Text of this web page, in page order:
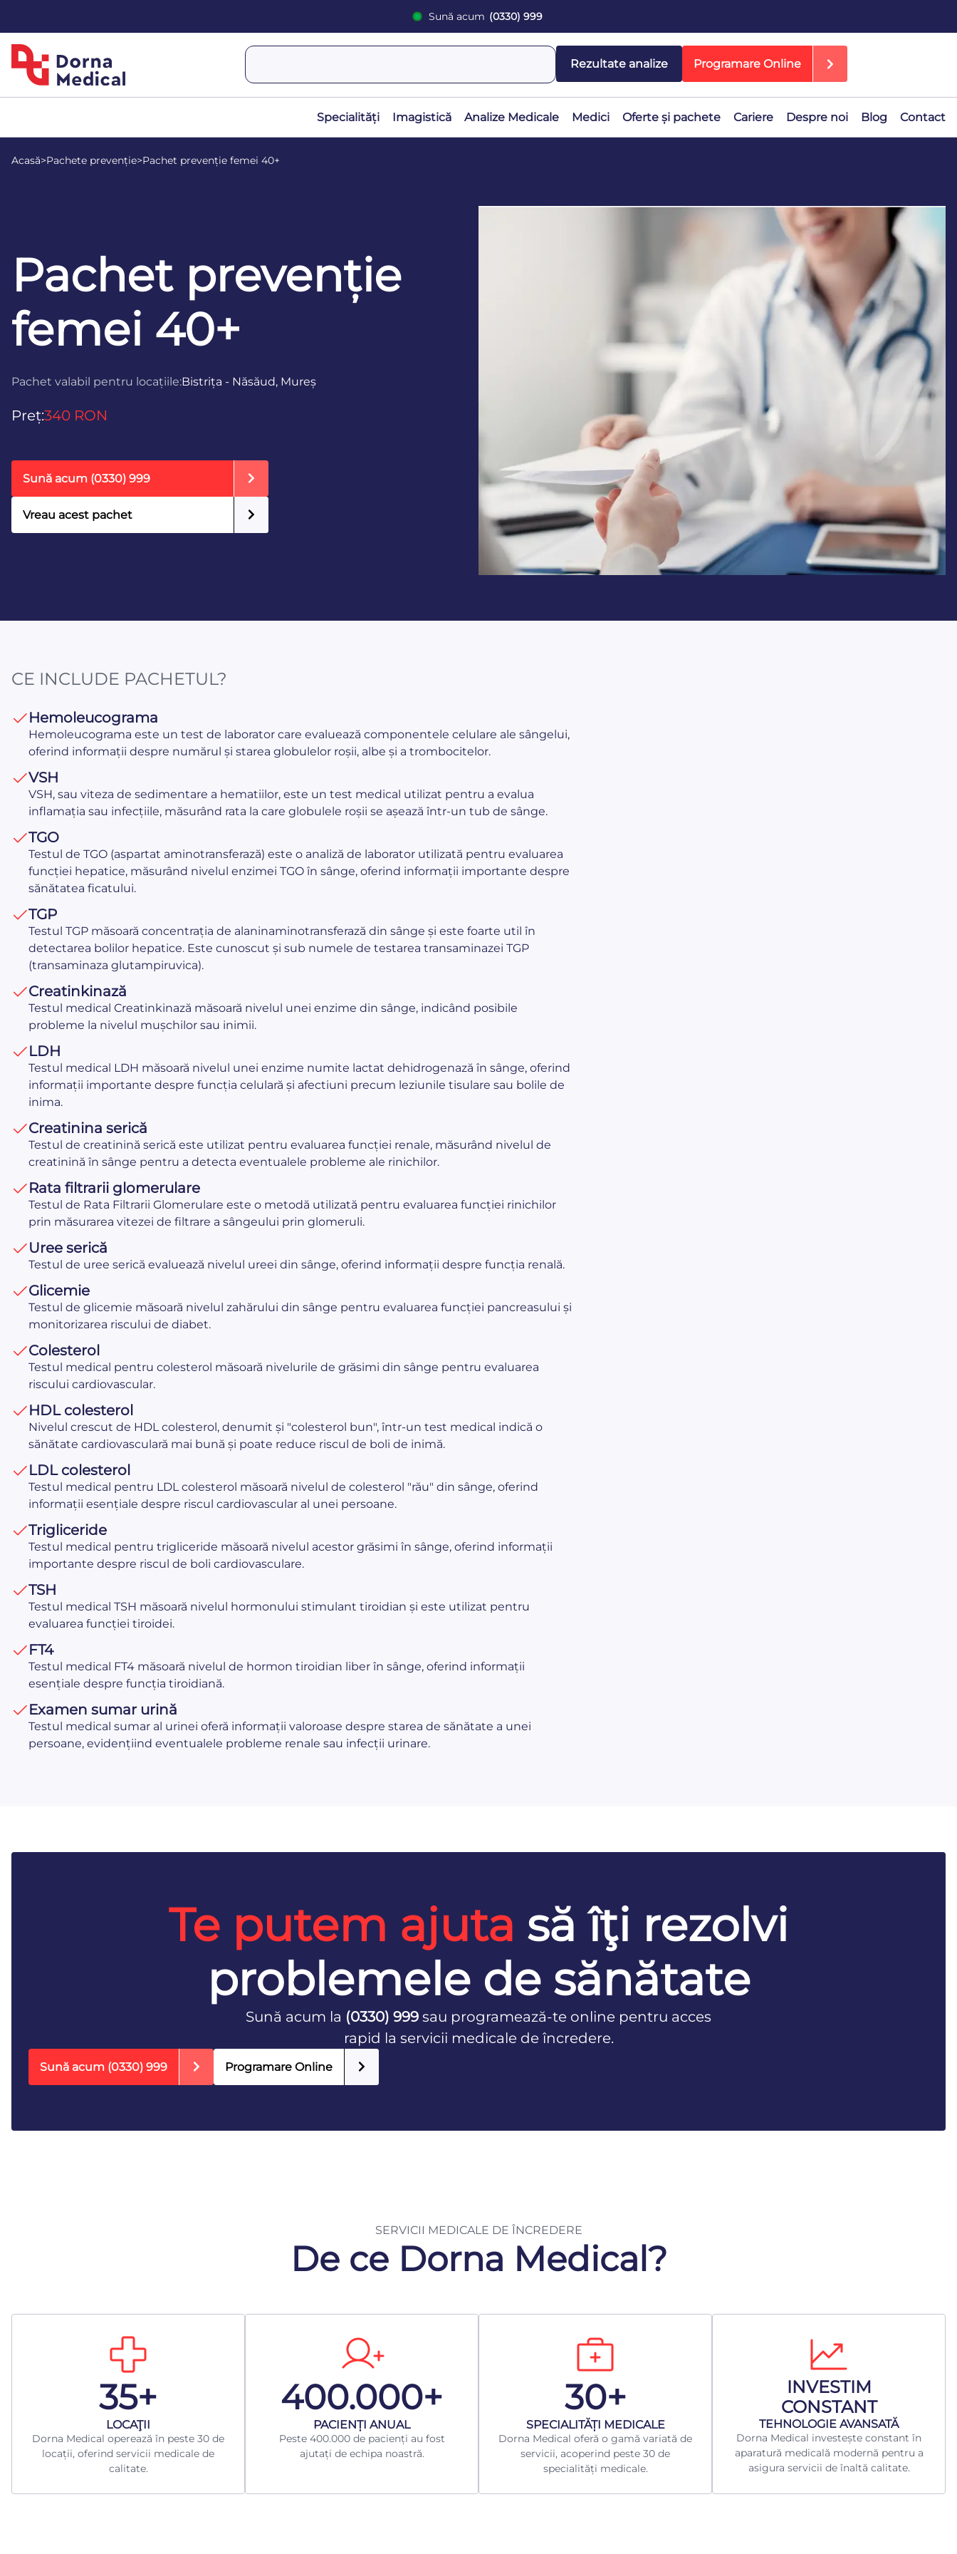
Sună acum (0330) 999
Rezultate analize Programare Online
Specialități Imagistică Analize Medicale Medici Oferte și pachete Cariere Despre noi Blog Contact
Acasă>Pachete prevenție>Pachet prevenție femei 40+
Pachet prevenție
femei 40+
Pachet valabil pentru locațiile:Bistrița - Năsăud, Mureș
Preț:340 RON
Sună acum (0330) 999
Vreau acest pachet
CE INCLUDE PACHETUL?
Hemoleucograma
Hemoleucograma este un test de laborator care evaluează componentele celulare ale sângelui,
oferind informații despre numărul și starea globulelor roșii, albe și a trombocitelor.
VSH
VSH, sau viteza de sedimentare a hematiilor, este un test medical utilizat pentru a evalua
inflamația sau infecțiile, măsurând rata la care globulele roșii se așează într-un tub de sânge.
TGO
Testul de TGO (aspartat aminotransferază) este o analiză de laborator utilizată pentru evaluarea
funcției hepatice, măsurând nivelul enzimei TGO în sânge, oferind informații importante despre
sănătatea ficatului.
TGP
Testul TGP măsoară concentrația de alaninaminotransferază din sânge și este foarte util în
detectarea bolilor hepatice. Este cunoscut și sub numele de testarea transaminazei TGP
(transaminaza glutampiruvica).
Creatinkinază
Testul medical Creatinkinază măsoară nivelul unei enzime din sânge, indicând posibile
probleme la nivelul mușchilor sau inimii.
LDH
Testul medical LDH măsoară nivelul unei enzime numite lactat dehidrogenază în sânge, oferind
informații importante despre funcția celulară și afectiuni precum leziunile tisulare sau bolile de
inima.
Creatinina serică
Testul de creatinină serică este utilizat pentru evaluarea funcției renale, măsurând nivelul de
creatinină în sânge pentru a detecta eventualele probleme ale rinichilor.
Rata filtrarii glomerulare
Testul de Rata Filtrarii Glomerulare este o metodă utilizată pentru evaluarea funcției rinichilor
prin măsurarea vitezei de filtrare a sângeului prin glomeruli.
Uree serică
Testul de uree serică evaluează nivelul ureei din sânge, oferind informații despre funcția renală.
Glicemie
Testul de glicemie măsoară nivelul zahărului din sânge pentru evaluarea funcției pancreasului și
monitorizarea riscului de diabet.
Colesterol
Testul medical pentru colesterol măsoară nivelurile de grăsimi din sânge pentru evaluarea
riscului cardiovascular.
HDL colesterol
Nivelul crescut de HDL colesterol, denumit și "colesterol bun", într-un test medical indică o
sănătate cardiovasculară mai bună și poate reduce riscul de boli de inimă.
LDL colesterol
Testul medical pentru LDL colesterol măsoară nivelul de colesterol "rău" din sânge, oferind
informații esențiale despre riscul cardiovascular al unei persoane.
Trigliceride
Testul medical pentru trigliceride măsoară nivelul acestor grăsimi în sânge, oferind informații
importante despre riscul de boli cardiovasculare.
TSH
Testul medical TSH măsoară nivelul hormonului stimulant tiroidian și este utilizat pentru
evaluarea funcției tiroidei.
FT4
Testul medical FT4 măsoară nivelul de hormon tiroidian liber în sânge, oferind informații
esențiale despre funcția tiroidiană.
Examen sumar urină
Testul medical sumar al urinei oferă informații valoroase despre starea de sănătate a unei
persoane, evidențiind eventualele probleme renale sau infecții urinare.
Te putem ajuta să îţi rezolvi
problemele de sănătate
Sună acum la (0330) 999 sau programează-te online pentru acces
rapid la servicii medicale de încredere.
Sună acum (0330) 999 Programare Online
SERVICII MEDICALE DE ÎNCREDERE
De ce Dorna Medical?
35+
LOCAŢII
Dorna Medical operează în peste 30 de
locații, oferind servicii medicale de
calitate.
400.000+
​PACIENȚI ANUAL
Peste 400.000 de pacienți au fost
ajutați de echipa noastră.
30+
​SPECIALITĂȚI MEDICALE
Dorna Medical oferă o gamă variată de
servicii, acoperind peste 30 de
specialități medicale.
INVESTIM
CONSTANT
TEHNOLOGIE AVANSATĂ
Dorna Medical investește constant în
aparatură medicală modernă pentru a
asigura servicii de înaltă calitate.